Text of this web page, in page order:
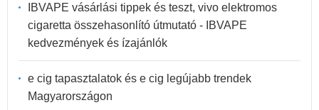
IBVAPE vásárlási tippek és teszt, vivo elektromos
cigaretta összehasonlító útmutató - IBVAPE
kedvezmények és ízajánlók
e cig tapasztalatok és e cig legújabb trendek
Magyarországon